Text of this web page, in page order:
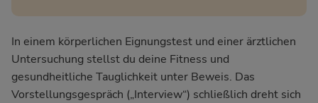
In einem körperlichen Eignungstest und einer ärztlichen
Untersuchung stellst du deine Fitness und
gesundheitliche Tauglichkeit unter Beweis. Das
Vorstellungsgespräch („Interview“) schließlich dreht sich